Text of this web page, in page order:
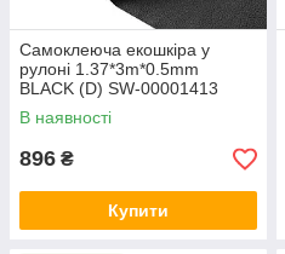
Самоклеюча екошкіра у
рулоні 1.37*3m*0.5mm
BLACK (D) SW-00001413
В наявності
896 ₴
Купити